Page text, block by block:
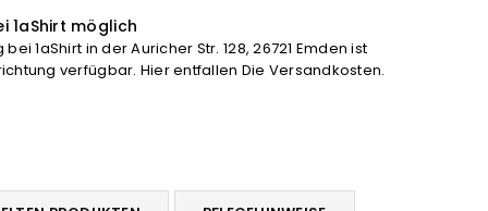
1aShirt möglich
1aShirt in der Auricher Str. 128, 26721 Emden ist
verfügbar. Hier entfallen Die Versandkosten.